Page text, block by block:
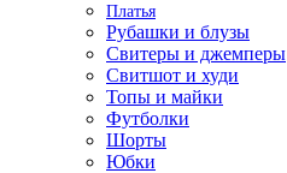
Платья
Рубашки и блузы
Свитеры и джемперы
Свитшот и худи
Топы и майки
Футболки
Шорты
Юбки